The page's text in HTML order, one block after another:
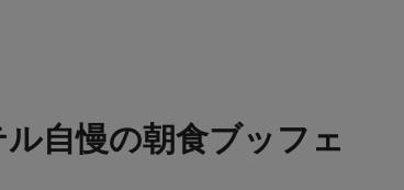
自慢の朝食ブッフェ